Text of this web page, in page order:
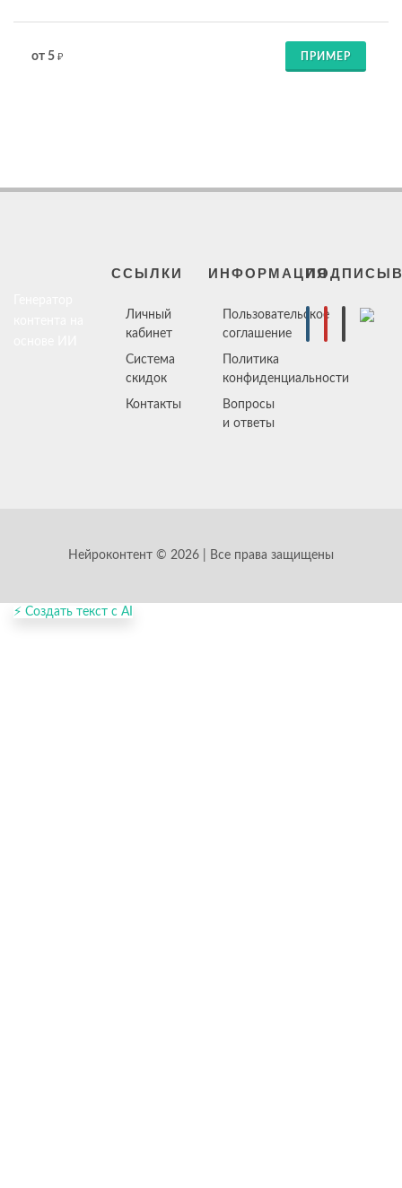
от 5 ₽ ПРИМЕР
ССЫЛКИ
Личный
кабинет
Система
скидок
Контакты
ИНФОРМАЦИЯ
Пользовательское
соглашение
Политика
конфиденциальности
Вопросы
и ответы
Нейроконтент © 2026 | Все права защищены
⚡ Создать текст с AI